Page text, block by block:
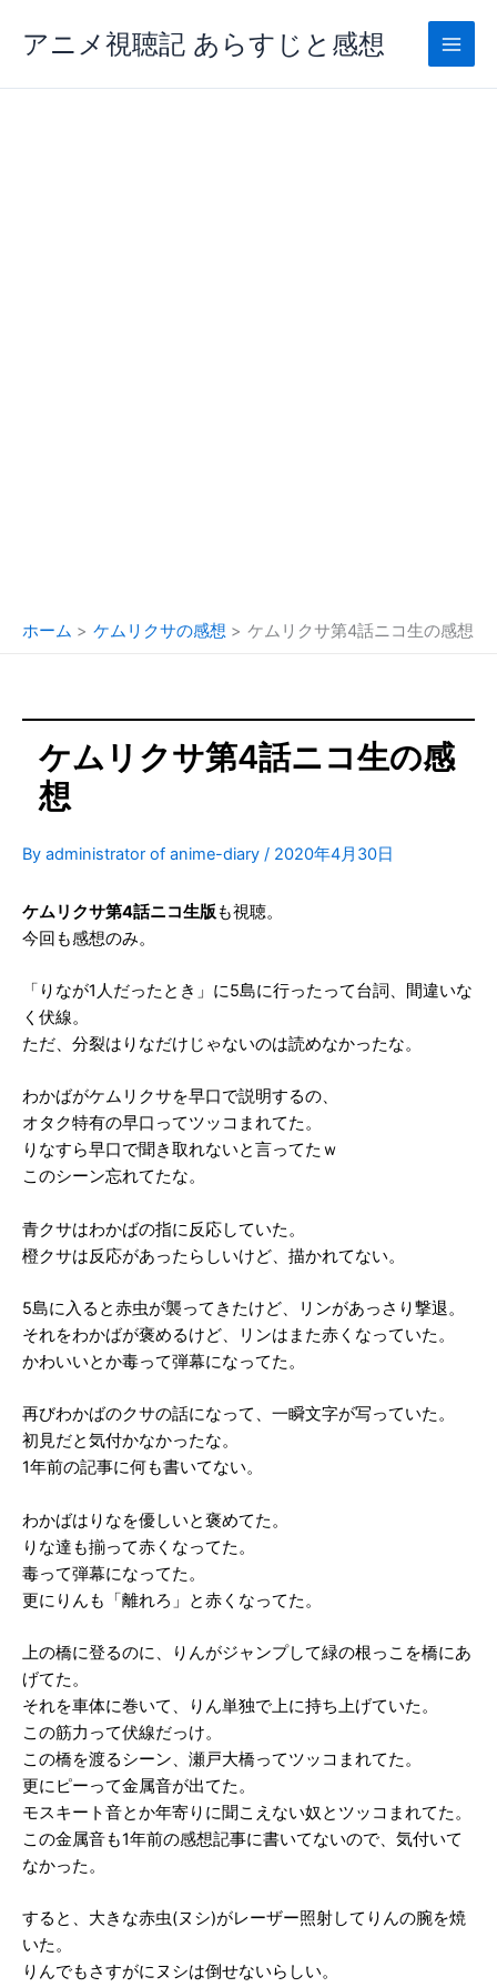
ス
アニメ視聴記 あらすじと感想
ホーム ケムリクサの感想 ケムリクサ第4話ニコ生の感想
ケムリクサ第4話ニコ生の感
想
By administrator of anime-diary / 2020年4月30日
ケムリクサ第4話ニコ生版も視聴。
今回も感想のみ。
「りなが1人だったとき」に5島に行ったって台詞、間違いな
く伏線。
ただ、分裂はりなだけじゃないのは読めなかったな。
わかばがケムリクサを早口で説明するの、
オタク特有の早口ってツッコまれてた。
りなすら早口で聞き取れないと言ってたｗ
このシーン忘れてたな。
青クサはわかばの指に反応していた。
橙クサは反応があったらしいけど、描かれてない。
5島に入ると赤虫が襲ってきたけど、リンがあっさり撃退。
それをわかばが褒めるけど、リンはまた赤くなっていた。
かわいいとか毒って弾幕になってた。
再びわかばのクサの話になって、一瞬文字が写っていた。
初見だと気付かなかったな。
1年前の記事に何も書いてない。
わかばはりなを優しいと褒めてた。
りな達も揃って赤くなってた。
毒って弾幕になってた。
更にりんも「離れろ」と赤くなってた。
上の橋に登るのに、りんがジャンプして緑の根っこを橋にあ
げてた。
それを車体に巻いて、りん単独で上に持ち上げていた。
この筋力って伏線だっけ。
この橋を渡るシーン、瀬戸大橋ってツッコまれてた。
更にピーって金属音が出てた。
モスキート音とか年寄りに聞こえない奴とツッコまれてた。
この金属音も1年前の感想記事に書いてないので、気付いて
なかった。
すると、大きな赤虫(ヌシ)がレーザー照射してりんの腕を焼
いた。
りんでもさすがにヌシは倒せないらしい。